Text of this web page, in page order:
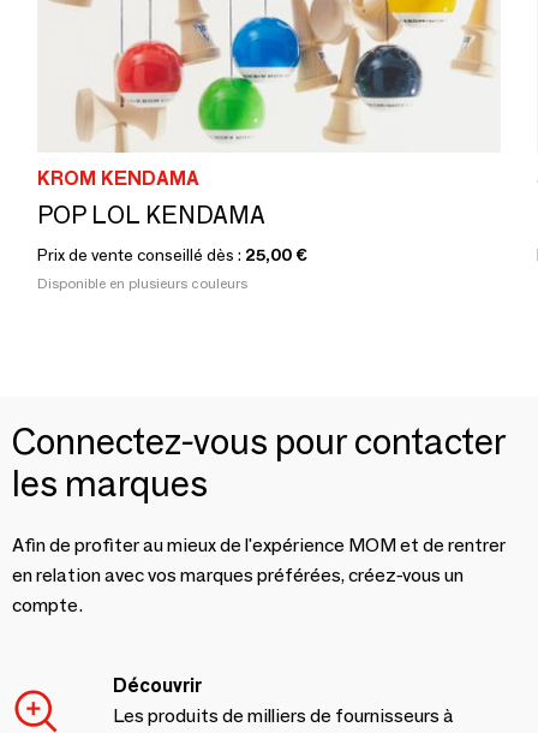
KROM KENDAMA
POP LOL KENDAMA
Prix de vente conseillé dès : 25,00 €
Disponible en plusieurs couleurs
Connectez-vous pour contacter
les marques
Afin de profiter au mieux de l'expérience MOM et de rentrer
en relation avec vos marques préférées, créez-vous un
compte.
Découvrir
Les produits de milliers de fournisseurs à